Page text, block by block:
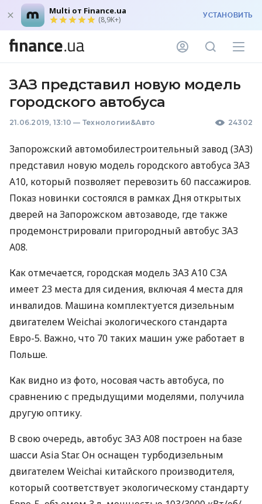
Multi от Finance.ua
(8,9K+) УСТАНОВИТЬ
ЗАЗ представил новую модель
городского автобуса
21.06.2019, 13:10 — Технологии&Авто 24302
Запорожский автомобилестроительный завод (ЗАЗ)
представил новую модель городского автобусаЗАЗ
А10, который позволяет перевозить 60 пассажиров.
Показ новинки состоялся в рамках Дня открытых
дверей на Запорожском автозаводе, где также
продемонстрировали пригородный автобусЗАЗ
А08.
Как отмечается, городская модель ЗАЗА10 С3А
имеет 23 места для сидения, включая 4 места для
инвалидов. Машина комплектуется дизельным
двигателем Weichai экологического стандарта
Евро-5. Важно, что 70 таких машин уже работает в
Польше.
Как видно из фото, носовая часть автобуса, по
сравнению с предыдущими моделями, получила
другую оптику.
В свою очередь, автобусЗАЗА08 построен на базе
шасси Asia Star. Он оснащен турбодизельным
двигателем Weichai китайского производителя,
который соответствует экологическому стандарту